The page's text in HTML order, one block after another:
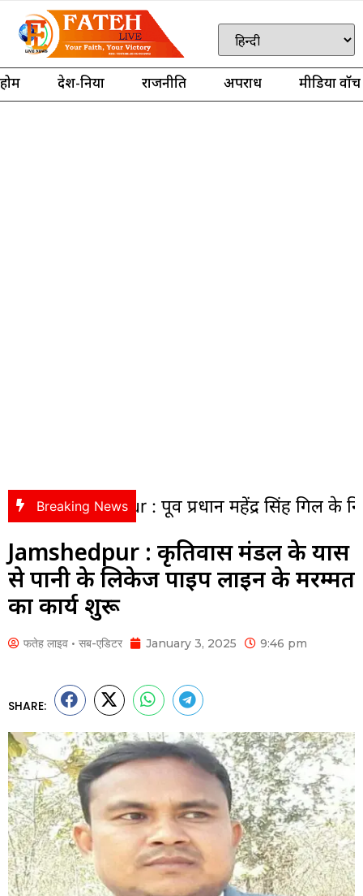
होम देश-दुनिया राजनीति अपराध मीडिया वॉच
Breaking News
: पूर्व प्रधान महेंद्र सिंह गिल के निधन पर
Jamshedpur : कृतिवास मंडल के प्रयास
से पानी के लिकेज पाइप लाइन के मरम्मत
का कार्य शुरू
फतेह लाइव • सब-एडिटर January 3, 2025 9:46 pm
SHARE: